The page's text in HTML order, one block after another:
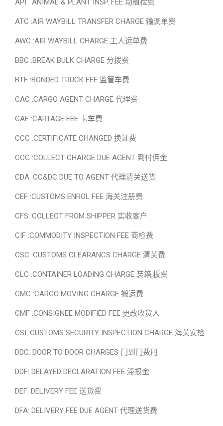
API : ANIMAL & PLANT INSP. FEE 动植检费
ATC :AIR WAYBILL TRANSFER CHARGE 输调单费
AWC :AIR WAYBILL CHARGE 工人运单费
BBC :BREAK BULK CHARGE 分拨费
BTF :BONDED TRUCK FEE 监管车费
CAC :CARGO AGENT CHARGE 代理费
CAF :CARTAGE FEE 卡车费
CCC :CERTIFICATE CHANGED 换证费
CCG :COLLECT CHARGE DUE AGENT 到付佣金
CDA :CC&DC DUE TO AGENT 代理清关送货
CEF :CUSTOMS ENROL FEE 海关注册费
CFS :COLLECT FROM SHIPPER 实收客户
CIF :COMMODITY INSPECTION FEE 商检费
CSC :CUSTOMS CLEARANCS CHARGE 清关费
CLC :CONTAINER LOADING CHARGE 装箱,板费
CMC :CARGO MOVING CHARGE 搬运费
CMF :CONSIGNEE MODIFIED FEE 更改收货人
CSI :CUSTOMS SECURITY INSPECTION CHARGE 海关安检
DDC: DOOR TO DOOR CHARGES 门到门费用
DDF: DELAYED DECLARATION FEE 滞报金
DEF: DELIVERY FEE 送货费
DFA: DELIVERY FEE DUE AGENT 代理送货费